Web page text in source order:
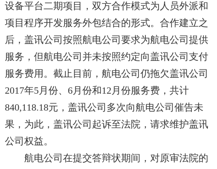
设备平台二期项目，双方合作模式为人员外派和
项目程序开发服务外包结合的形式。合作建立之
后， 盖讯公司按照航电公司 要求为航电公司 提供
服务， 但航电公司 并未按照约定向盖讯公司 支付
服务费用。截止目前， 航电公司 仍拖欠盖讯公司
2017年5月份、6月份和12月份服务费，共计
840,118.18元， 盖讯公司 多次向航电公司催告未
果，为此， 盖讯公司 起诉至法院，请求维护盖讯
公司 权益。
航电公司 在提交答辩状期间，对原审法院的